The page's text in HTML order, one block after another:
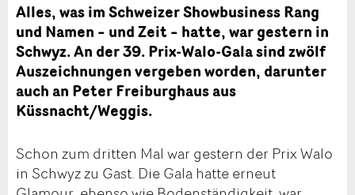
Alles, was im Schweizer Showbusiness Rang
und Namen – und Zeit – hatte, war gestern in
Schwyz. An der 39. Prix-Walo-Gala sind zwölf
Auszeichnungen vergeben worden, darunter
auch an Peter Freiburghaus aus
Küssnacht/Weggis.
Schon zum dritten Mal war gestern der Prix Walo
in Schwyz zu Gast. Die Gala hatte erneut